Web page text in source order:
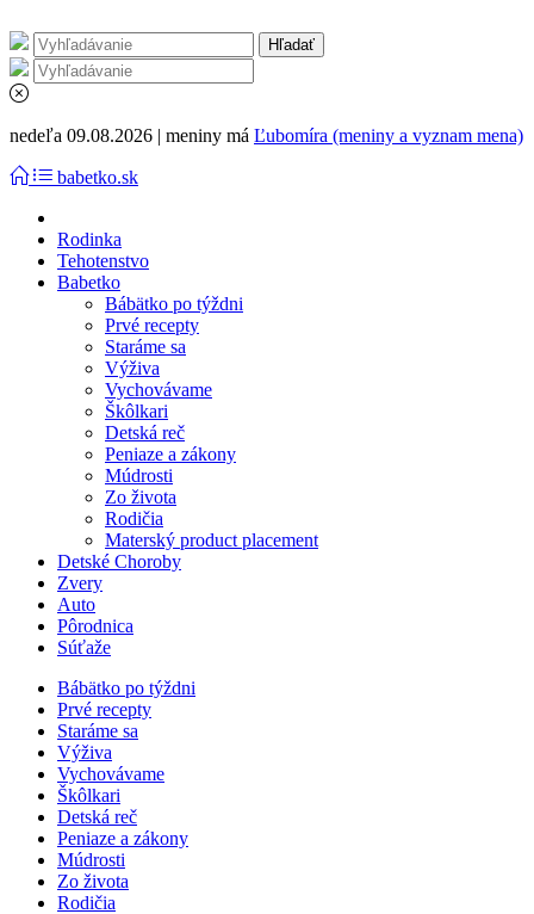
nedeľa 09.08.2026 | meniny má Ľubomíra (meniny a vyznam mena)
babetko.sk
Rodinka
Tehotenstvo
Babetko
Bábätko po týždni
Prvé recepty
Staráme sa
Výživa
Vychovávame
Škôlkari
Detská reč
Peniaze a zákony
Múdrosti
Zo života
Rodičia
Materský product placement
Detské Choroby
Zvery
Auto
Pôrodnica
Súťaže
Bábätko po týždni
Prvé recepty
Staráme sa
Výživa
Vychovávame
Škôlkari
Detská reč
Peniaze a zákony
Múdrosti
Zo života
Rodičia